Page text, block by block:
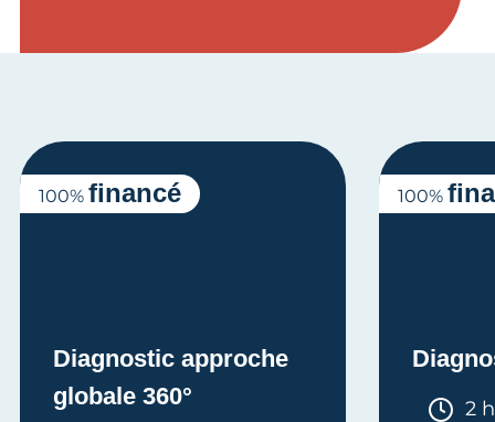
Diagnostic approche
globale 360°
100% financé
2
100%